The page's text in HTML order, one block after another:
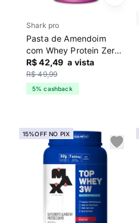
Shark pro
Pasta de Amendoim
com Whey Protein Zero
Lactose 600g Shark Pro
Avela
R$ 42,49 a vista
R$ 49,99
5% cashback
15%OFF NO PIX